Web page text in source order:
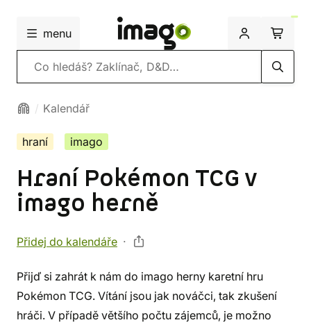
menu
Vyhledávání
Kalendář
hraní imago
Hraní Pokémon TCG v
imago herně
Přidej do kalendáře
Přijď si zahrát k nám do imago herny karetní hru
Pokémon TCG. Vítání jsou jak nováčci, tak zkušení
hráči. V případě většího počtu zájemců, je možno